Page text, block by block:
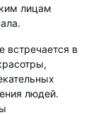
лицам
встречается в
людей.